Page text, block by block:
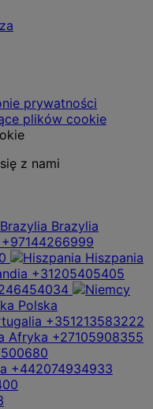
prywatności
plików cookie
z nami
Brazylia
+97144266999
Hiszpania
+31205405405
Polska
+351213583222
Afryka +27105908355
+442074934933